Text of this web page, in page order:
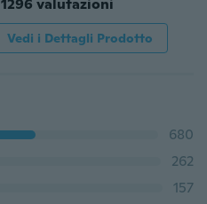
1296 valutazioni
Vedi i Dettagli Prodotto
680
262
157